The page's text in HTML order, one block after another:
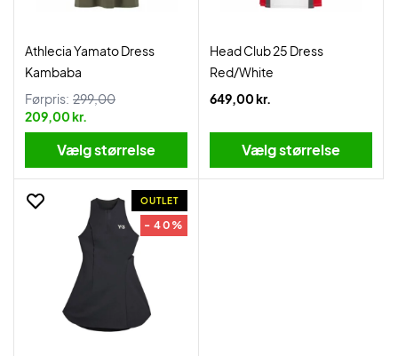
Athlecia Yamato Dress
Kambaba
Førpris: 299,00
209,00 kr.
Vælg størrelse
Head Club 25 Dress
Red/White
649,00 kr.
Vælg størrelse
OUTLET
- 40%